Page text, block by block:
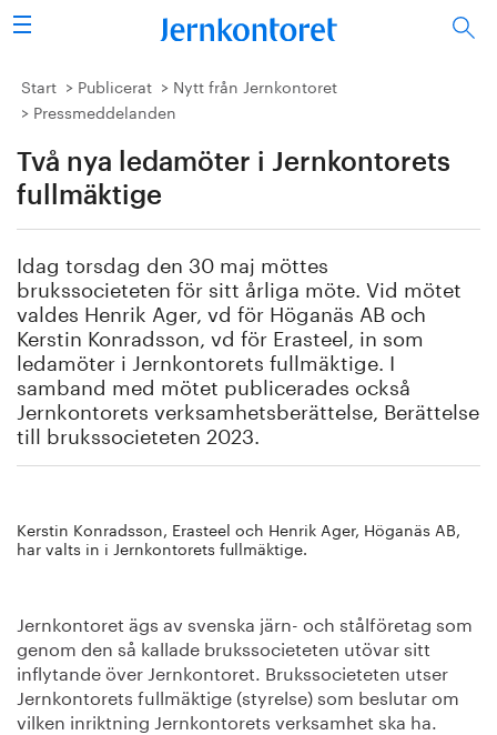
Sök
Stålindustrin
Forskning/utbildning
Energi/miljö
Vi tycker
Publicerat
Bildbank
Om oss
Start Publicerat
Nytt från Jernkontoret
Pressmeddelanden
Två nya ledamöter i Jernkontorets
fullmäktige
Idag torsdag den 30 maj möttes
brukssocieteten för sitt årliga möte. Vid mötet
valdes Henrik Ager, vd för Höganäs AB och
Kerstin Konradsson, vd för Erasteel, in som
ledamöter i Jernkontorets fullmäktige. I
samband med mötet publicerades också
Jernkontorets verksamhetsberättelse, Berättelse
till brukssocieteten 2023.
Kerstin Konradsson, Erasteel och Henrik Ager, Höganäs AB,
har valts in i Jernkontorets fullmäktige.
Jernkontoret ägs av svenska järn- och stålföretag som
genom den så kallade brukssocieteten utövar sitt
inflytande över Jernkontoret. Brukssocieteten utser
Jernkontorets fullmäktige (styrelse) som beslutar om
vilken inriktning Jernkontorets verksamhet ska ha.